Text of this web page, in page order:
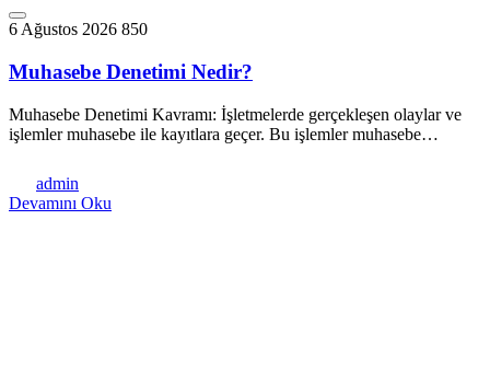
6 Ağustos 2026 850
Muhasebe Denetimi Nedir?
Muhasebe Denetimi Kavramı: İşletmelerde gerçekleşen olaylar ve
işlemler muhasebe ile kayıtlara geçer. Bu işlemler muhasebe…
admin
Devamını Oku